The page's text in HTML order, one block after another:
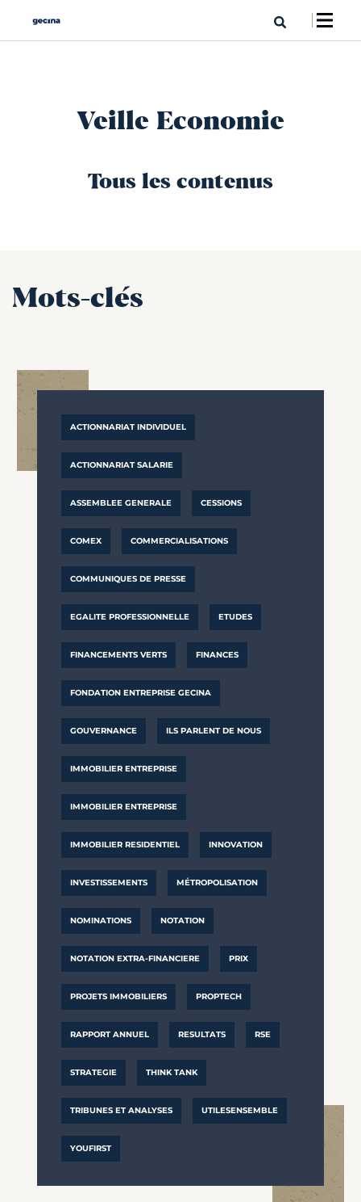
Veille Economie
Tous les contenus
Mots-clés
ACTIONNARIAT INDIVIDUEL
ACTIONNARIAT SALARIE
ASSEMBLEE GENERALE CESSIONS
COMEX COMMERCIALISATIONS
COMMUNIQUES DE PRESSE
EGALITE PROFESSIONNELLE ETUDES
FINANCEMENTS VERTS FINANCES
FONDATION ENTREPRISE GECINA
GOUVERNANCE ILS PARLENT DE NOUS
IMMOBILIER ENTREPRISE
IMMOBILIER ENTREPRISE
IMMOBILIER RESIDENTIEL INNOVATION
INVESTISSEMENTS MÉTROPOLISATION
NOMINATIONS NOTATION
NOTATION EXTRA-FINANCIERE PRIX
PROJETS IMMOBILIERS PROPTECH
RAPPORT ANNUEL RESULTATS RSE
STRATEGIE THINK TANK
TRIBUNES ET ANALYSES UTILESENSEMBLE
YOUFIRST